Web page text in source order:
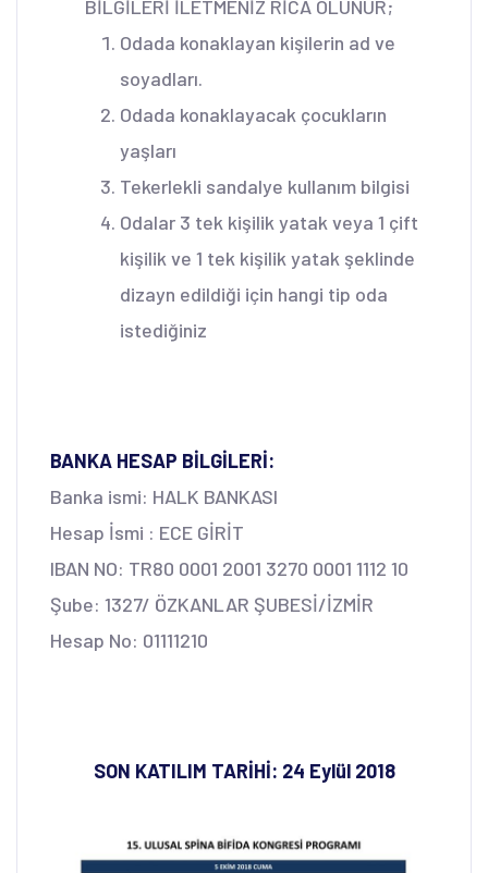
BİLGİLERİ İLETMENİZ RİCA OLUNUR;
Odada konaklayan kişilerin ad ve
soyadları.
Odada konaklayacak çocukların
yaşları
Tekerlekli sandalye kullanım bilgisi
Odalar 3 tek kişilik yatak veya 1 çift
kişilik ve 1 tek kişilik yatak şeklinde
dizayn edildiği için hangi tip oda
istediğiniz
BANKA HESAP BİLGİLERİ:
Banka ismi: HALK BANKASI
Hesap İsmi : ECE GİRİT
IBAN NO: TR80 0001 2001 3270 0001 1112 10
Şube: 1327/ ÖZKANLAR ŞUBESİ/İZMİR
Hesap No: 01111210
SON KATILIM TARİHİ: 24 Eylül 2018